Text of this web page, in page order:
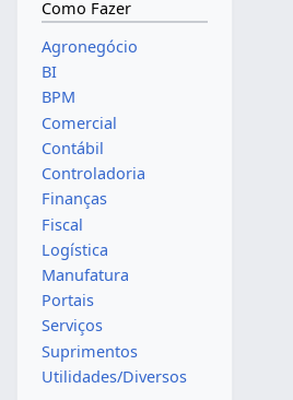
Como Fazer
Agronegócio
BI
BPM
Comercial
Contábil
Controladoria
Finanças
Fiscal
Logística
Manufatura
Portais
Serviços
Suprimentos
Utilidades/Diversos